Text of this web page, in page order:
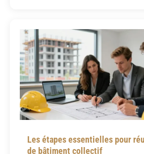
Les étapes essentielles pour
de bâtiment collectif